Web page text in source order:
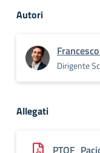
Autori
Dirigente
Allegati